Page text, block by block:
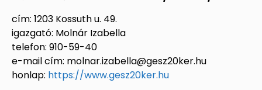
cím: 1203 Kossuth u. 49.
igazgató: Molnár Izabella
telefon: 910-59-40
e-mail cím: molnar.izabella@gesz20ker.hu
honlap: https://www.gesz20ker.hu